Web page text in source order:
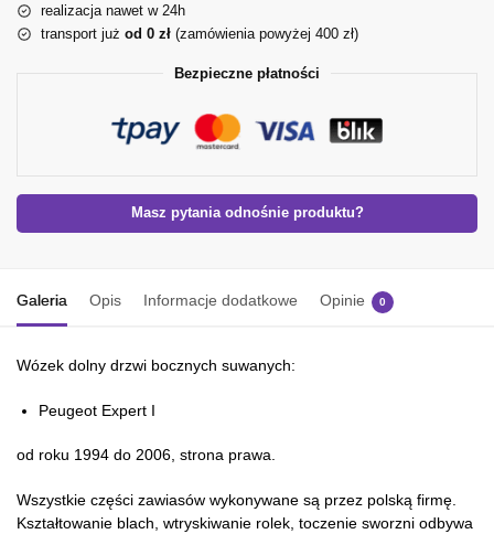
realizacja nawet w 24h
transport już od 0 zł (zamówienia powyżej 400 zł)
Bezpieczne płatności
Masz pytania odnośnie produktu?
Galeria Opis Informacje dodatkowe Opinie 0
Wózek dolny drzwi bocznych suwanych:
Peugeot Expert I
od roku 1994 do 2006, strona prawa.
Wszystkie części zawiasów wykonywane są przez polską firmę.
Kształtowanie blach, wtryskiwanie rolek, toczenie sworzni odbywa